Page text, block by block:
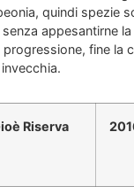
quindi spezie
appesantirne
fine la
Riserva